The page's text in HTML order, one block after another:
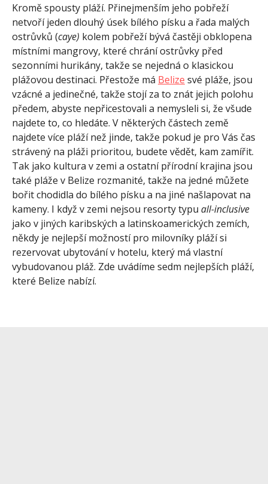
Kromě spousty pláží. Přinejmenším jeho pobřeží
netvoří jeden dlouhý úsek bílého písku a řada malých
ostrůvků (caye) kolem pobřeží bývá častěji obklopena
místními mangrovy, které chrání ostrůvky před
sezonními hurikány, takže se nejedná o klasickou
plážovou destinaci. Přestože má Belize své pláže, jsou
vzácné a jedinečné, takže stojí za to znát jejich polohu
předem, abyste nepřicestovali a nemysleli si, že všude
najdete to, co hledáte. V některých částech země
najdete více pláží než jinde, takže pokud je pro Vás čas
strávený na pláži prioritou, budete vědět, kam zamířit.
Tak jako kultura v zemi a ostatní přírodní krajina jsou
také pláže v Belize rozmanité, takže na jedné můžete
bořit chodidla do bílého písku a na jiné našlapovat na
kameny. I když v zemi nejsou resorty typu all-inclusive
jako v jiných karibských a latinskoamerických zemích,
někdy je nejlepší možností pro milovníky pláží si
rezervovat ubytování v hotelu, který má vlastní
vybudovanou pláž. Zde uvádíme sedm nejlepších pláží,
které Belize nabízí.